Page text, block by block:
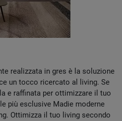
realizzata in gres è la soluzione
un tocco ricercato al living. Se
e raffinata per ottimizzare il tuo
più esclusive Madie moderne
Ottimizza il tuo living secondo